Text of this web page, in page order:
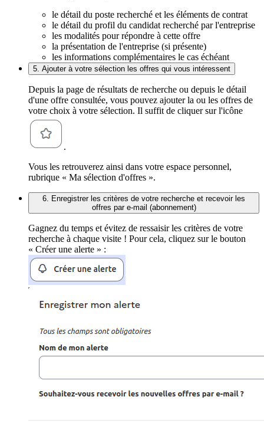
le détail du poste recherché et les éléments de contrat
le détail du profil du candidat recherché par l'entreprise
les modalités pour répondre à cette offre
la présentation de l'entreprise (si présente)
les informations complémentaires le cas échéant
5. Ajouter à votre sélection les offres qui vous intéressent
Depuis la page de résultats de recherche ou depuis le détail
d'une offre consultée, vous pouvez ajouter la ou les offres de
votre choix à votre sélection. Il suffit de cliquer sur l'icône
.
Vous les retrouverez ainsi dans votre espace personnel,
rubrique « Ma sélection d'offres ».
6. Enregistrer les critères de votre recherche et recevoir les
offres par e-mail (abonnement)
Gagnez du temps et évitez de ressaisir les critères de votre
recherche à chaque visite ! Pour cela, cliquez sur le bouton
« Créer une alerte » :